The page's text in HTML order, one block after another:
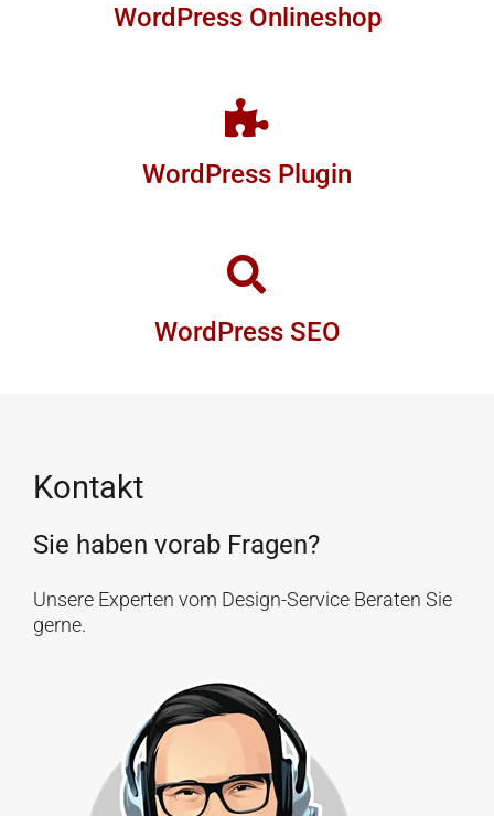
WordPress Onlineshop
WordPress Plugin
WordPress SEO
Kontakt
Sie haben vorab Fragen?
Unsere Experten vom Design-Service Beraten Sie
gerne.